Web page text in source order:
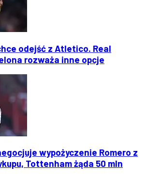
odejść z Atletico. Real
rozważa inne opcje
wypożyczenie Romero z
Tottenham żąda 50 mln